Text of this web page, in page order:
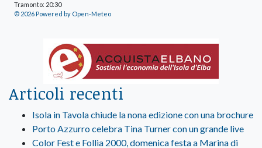
Tramonto: 20:30
© 2026 Powered by Open-Meteo
Articoli recenti
Isola in Tavola chiude la nona edizione con una brochure
Porto Azzurro celebra Tina Turner con un grande live
Color Fest e Follia 2000, domenica festa a Marina di